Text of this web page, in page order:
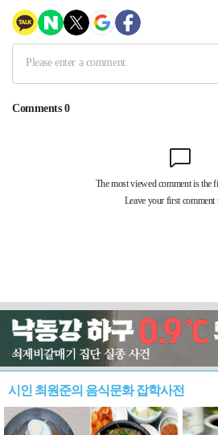
시인 최원준의 음식문화 잡학사전